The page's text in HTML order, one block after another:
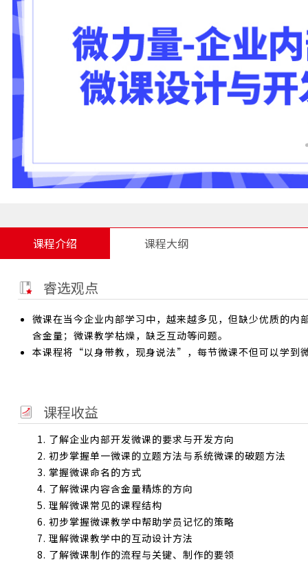
课程介绍 课程大纲
睿选观点
微课在当今企业内部学习中，越来越多见，但缺少优质的
含金量；微课教学枯燥，缺乏互动等问题。
本课程将“以身带教，现身说法”，每节微课不但可以学到
课程收益
1. 了解企业内部开发微课的要求与开发方向
2. 初步掌握单一微课的立题方法与系统微课的破题方法
3. 掌握微课命名的方式
4. 了解微课内容含金量精炼的方向
5. 理解微课常见的课程结构
6. 初步掌握微课教学中帮助学员记忆的策略
7. 理解微课教学中的互动设计方法
8. 了解微课制作的流程与关键、制作的要领